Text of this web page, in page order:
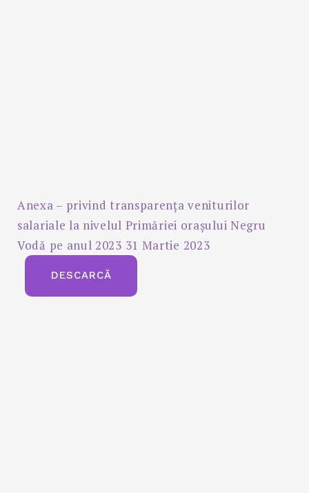
Anexa – privind transparența veniturilor
salariale la nivelul Primăriei orașului Negru
Vodă pe anul 2023 31 Martie 2023
DESCARCĂ